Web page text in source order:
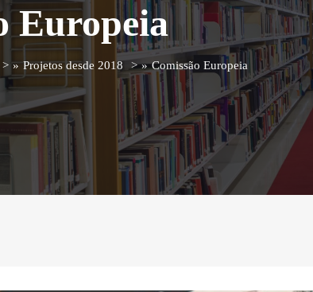
Europeia
» Projetos desde 2018 » Comissão Europeia